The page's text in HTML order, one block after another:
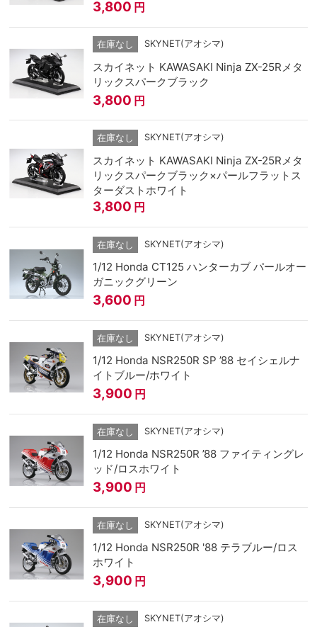
3,800 円
在庫なし SKYNET(アオシマ)
スカイネット KAWASAKI Ninja ZX-25Rメタ
リックスパークブラック
3,800 円
在庫なし SKYNET(アオシマ)
スカイネット KAWASAKI Ninja ZX-25Rメタ
リックスパークブラック×パールフラットス
ターダストホワイト
3,800 円
在庫なし SKYNET(アオシマ)
1/12 Honda CT125 ハンターカブ パールオー
ガニックグリーン
3,600 円
在庫なし SKYNET(アオシマ)
1/12 Honda NSR250R SP ’88 セイシェルナ
イトブルー/ホワイト
3,900 円
在庫なし SKYNET(アオシマ)
1/12 Honda NSR250R ’88 ファイティングレ
ッド/ロスホワイト
3,900 円
在庫なし SKYNET(アオシマ)
1/12 Honda NSR250R '88 テラブルー/ロス
ホワイト
3,900 円
在庫なし SKYNET(アオシマ)